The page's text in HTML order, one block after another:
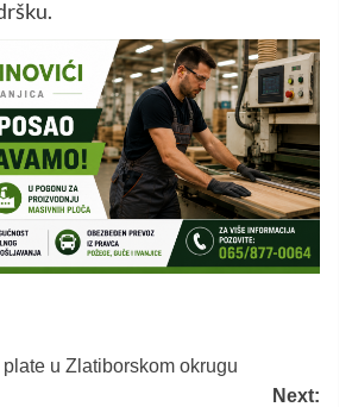
u Zlatiborskom okrugu
Next: